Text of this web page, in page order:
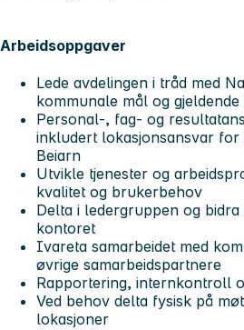
Arbeidsoppgaver
Lede avdelingen i tråd med
kommunale mål og
Personal-, fag- og
inkludert lokasjonsansvar
Beiarn
Utvikle tjenester og
kvalitet og brukerbehov
Delta i ledergruppen og
kontoret
Ivareta samarbeidet med
øvrige samarbeidspartnere
Rapportering, internkontroll
Ved behov delta fysisk på
lokasjoner